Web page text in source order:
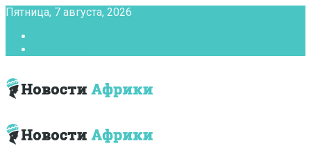
Пятница, 7 августа, 2026